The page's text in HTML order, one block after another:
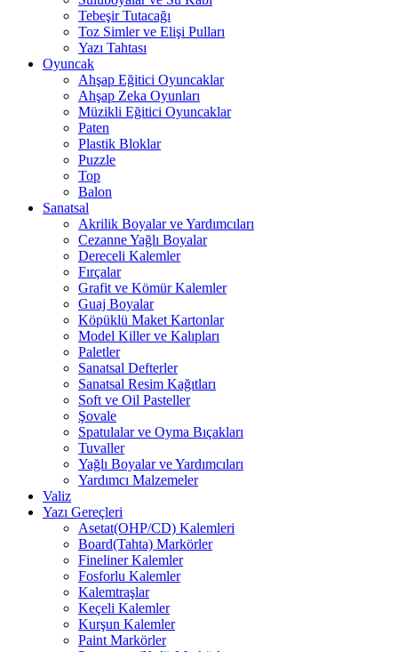
Tebeşir Tutacağı
Toz Simler ve Elişi Pulları
Yazı Tahtası
Oyuncak
Ahşap Eğitici Oyuncaklar
Ahşap Zeka Oyunları
Müzikli Eğitici Oyuncaklar
Paten
Plastik Bloklar
Puzzle
Top
Balon
Sanatsal
Akrilik Boyalar ve Yardımcıları
Cezanne Yağlı Boyalar
Dereceli Kalemler
Fırçalar
Grafit ve Kömür Kalemler
Guaj Boyalar
Köpüklü Maket Kartonlar
Model Killer ve Kalıpları
Paletler
Sanatsal Defterler
Sanatsal Resim Kağıtları
Soft ve Oil Pasteller
Şovale
Spatulalar ve Oyma Bıçakları
Tuvaller
Yağlı Boyalar ve Yardımcıları
Yardımcı Malzemeler
Valiz
Yazı Gereçleri
Asetat(OHP/CD) Kalemleri
Board(Tahta) Markörler
Fineliner Kalemler
Fosforlu Kalemler
Kalemtraşlar
Keçeli Kalemler
Kurşun Kalemler
Paint Markörler